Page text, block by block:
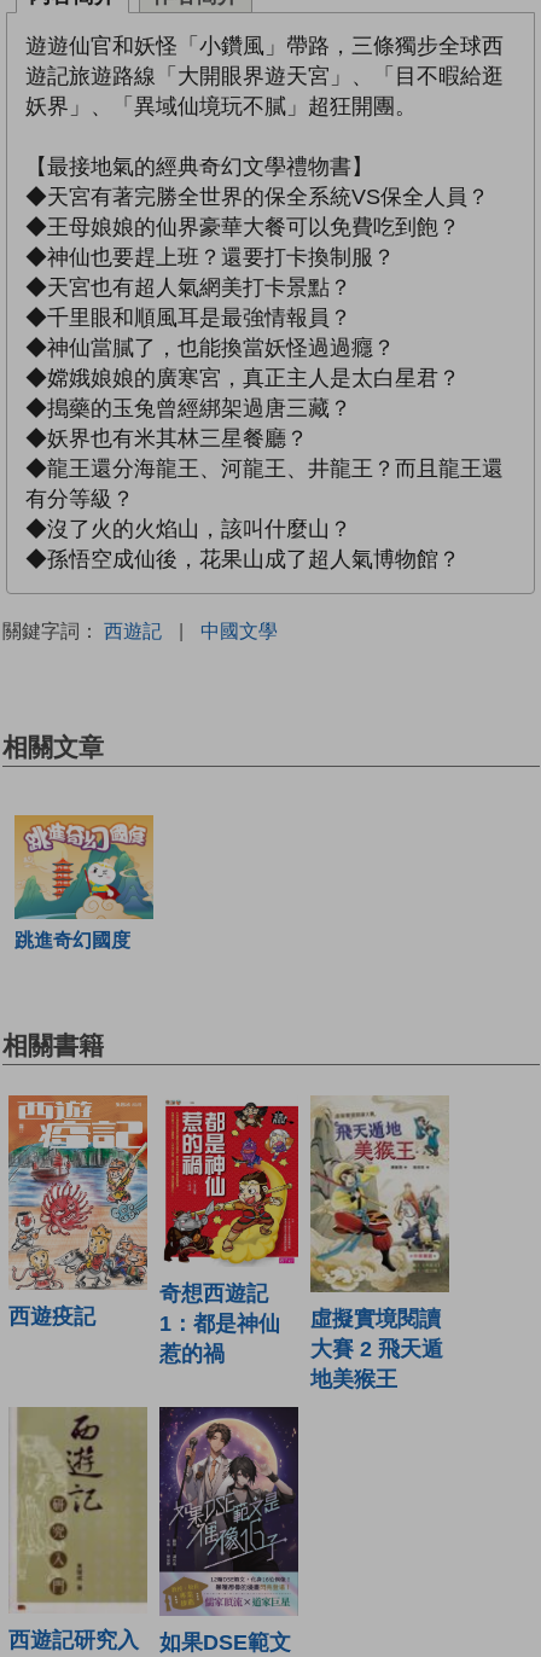
遊遊仙官和妖怪「小鑽風」帶路，三條獨步全球西
遊記旅遊路線「大開眼界遊天宮」、「目不暇給逛
妖界」、「異域仙境玩不膩」超狂開團。
【最接地氣的經典奇幻文學禮物書】
◆天宮有著完勝全世界的保全系統VS保全人員？
◆王母娘娘的仙界豪華大餐可以免費吃到飽？
◆神仙也要趕上班？還要打卡換制服？
◆天宮也有超人氣網美打卡景點？
◆千里眼和順風耳是最強情報員？
◆神仙當膩了，也能換當妖怪過過癮？
◆嫦娥娘娘的廣寒宮，真正主人是太白星君？
◆搗藥的玉兔曾經綁架過唐三藏？
◆妖界也有米其林三星餐廳？
◆龍王還分海龍王、河龍王、井龍王？而且龍王還
有分等級？
◆沒了火的火焰山，該叫什麼山？
◆孫悟空成仙後，花果山成了超人氣博物館？
關鍵字詞： 西遊記 | 中國文學
相關文章
跳進奇幻國度
相關書籍
西遊疫記
奇想西遊記
1：都是神仙
惹的禍
虛擬實境閱讀
大賽 2 飛天遁
地美猴王
西遊記研究入
如果DSE範文